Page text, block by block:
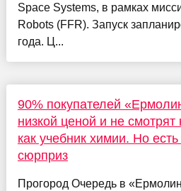
Space Systems, в рамках
Robots (FFR). Запуск
года. Ц...
90% покупателей
низкой ценой и не
как учебник химии. Но
сюрприз
Прогород Очередь в